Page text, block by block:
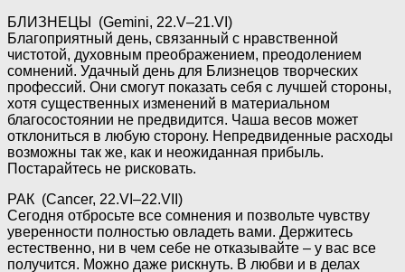
БЛИЗНЕЦЫ (Gemini, 22.V–21.VI)
Благоприятный день, связанный с нравственной
чистотой, духовным преображением, преодолением
сомнений. Удачный день для Близнецов творческих
профессий. Они смогут показать себя с лучшей стороны,
хотя существенных изменений в материальном
благосостоянии не предвидится. Чаша весов может
отклониться в любую сторону. Непредвиденные расходы
возможны так же, как и неожиданная прибыль.
Постарайтесь не рисковать.
РАК (Cancer, 22.VI–22.VII)
Сегодня отбросьте все сомнения и позвольте чувству
уверенности полностью овладеть вами. Держитесь
естественно, ни в чем себе не отказывайте – у вас все
получится. Можно даже рискнуть. В любви и в делах